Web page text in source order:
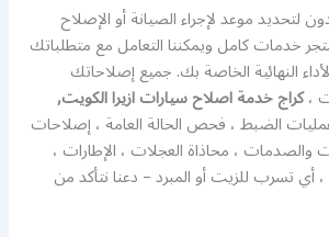
لتحديد موعد لإجراء الصيانة أو الإصلاح
خدمات كامل ويمكننا التعامل مع متطلباتك
النهائية الخاصة بك. جميع إصلاحاتك
،كراج خدمة اصلاح سيارات ازيرا الكويت,
الضبط ، فحص الحالة العامة ، إصلاحات
والصدمات ، محاذاة العجلات ، الإطارات ،
أي تسرب للزيت أو المبرد – دعنا نتأكد من